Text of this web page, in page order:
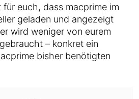
für euch, dass macprime im
geladen und angezeigt
wird weniger von eurem
– konkret ein
bisher benötigten